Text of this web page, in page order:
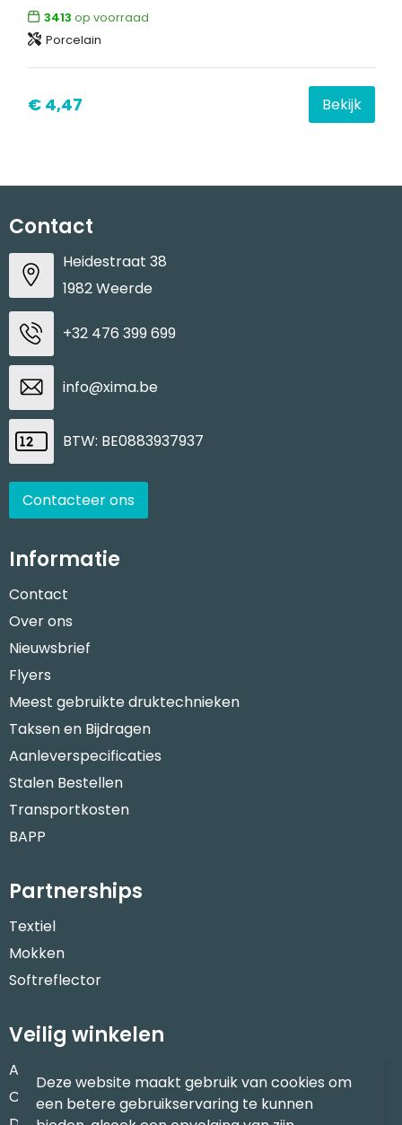
3413 op voorraad
Porcelain
€ 4,47 Bekijk
Contact
Heidestraat 38
1982 Weerde
+32 476 399 699
info@xima.be
BTW: BE0883937937
Contacteer ons
Informatie
Contact
Over ons
Nieuwsbrief
Flyers
Meest gebruikte druktechnieken
Taksen en Bijdragen
Aanleverspecificaties
Stalen Bestellen
Transportkosten
BAPP
Partnerships
Textiel
Mokken
Softreflector
Veilig winkelen
Algemene voorwaarden
Cookieverklaring
Deze website maakt gebruik van cookies om
een betere gebruikservaring te kunnen